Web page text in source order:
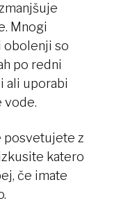
Mnogi
obolenji so
po redni
ali uporabi
vode.
posvetujete z
katero
če imate